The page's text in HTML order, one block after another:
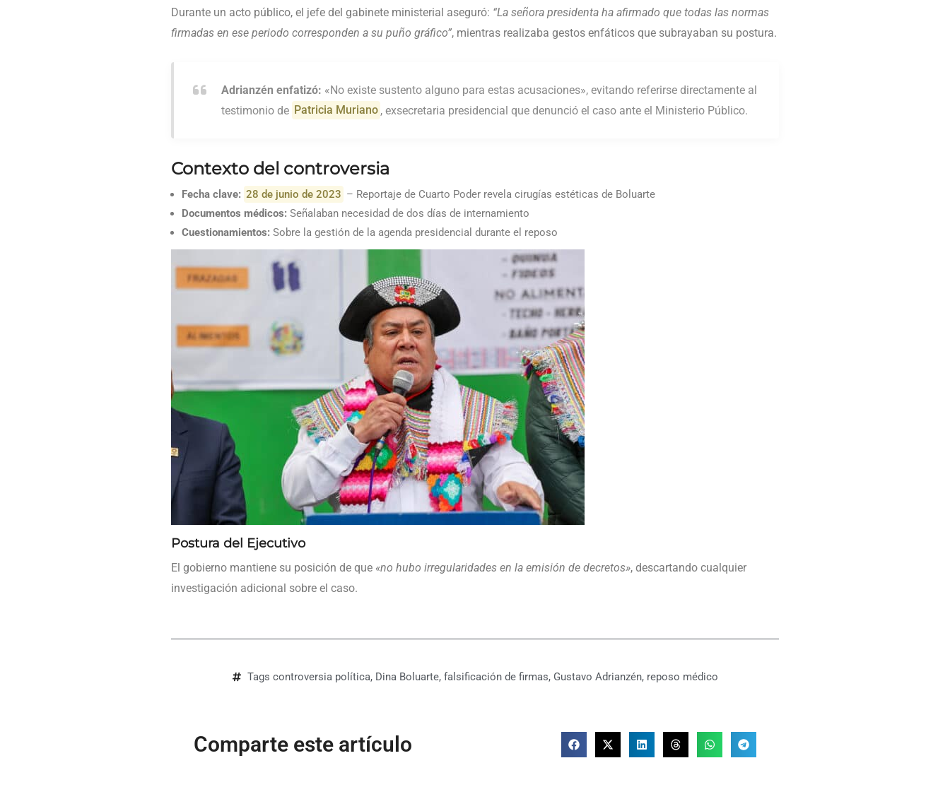
Durante un acto público, el jefe del gabinete ministerial aseguró: “La señora presidenta ha afirmado que todas las normas
firmadas en ese periodo corresponden a su puño gráfico”, mientras realizaba gestos enfáticos que subrayaban su postura.
Adrianzén enfatizó: «No existe sustento alguno para estas acusaciones», evitando referirse directamente al
testimonio de Patricia Muriano , exsecretaria presidencial que denunció el caso ante el Ministerio Público.
Contexto del controversia
Fecha clave: 28 de junio de 2023 – Reportaje de Cuarto Poder revela cirugías estéticas de Boluarte
Documentos médicos: Señalaban necesidad de dos días de internamiento
Cuestionamientos: Sobre la gestión de la agenda presidencial durante el reposo
Postura del Ejecutivo
El gobierno mantiene su posición de que «no hubo irregularidades en la emisión de decretos», descartando cualquier
investigación adicional sobre el caso.
Tags controversia política, Dina Boluarte, falsificación de firmas, Gustavo Adrianzén, reposo médico
Comparte este artículo